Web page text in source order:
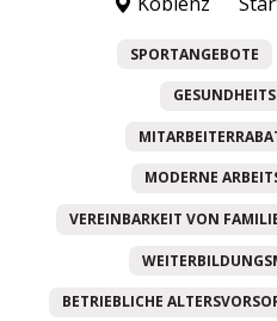
SPORTANGEBOTE
MODERNE
VEREINBARKEIT VON
BETRIEBLICHE